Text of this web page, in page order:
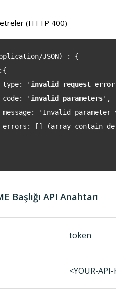
(HTTP 400)
JSON) : {
' invalid_request_error
' invalid_parameters',
'Invalid parameter
(array contain
Başlığı API Anahtarı
token
<YOUR-API-